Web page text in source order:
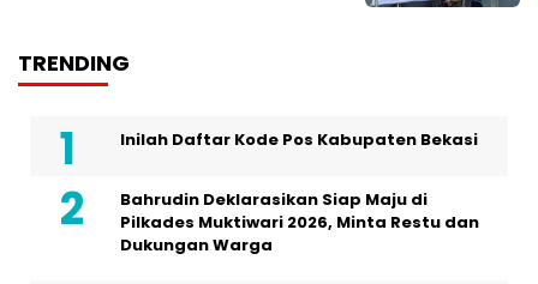
TRENDING
Inilah Daftar Kode Pos Kabupaten Bekasi
Bahrudin Deklarasikan Siap Maju di
Pilkades Muktiwari 2026, Minta Restu dan
Dukungan Warga